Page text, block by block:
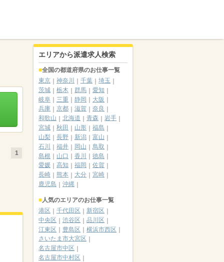
1
エリアから派遣求人検索
全国の都道府県のお仕事一覧
東京
神奈川 千葉
埼玉
茨城
栃木 群馬
愛知
岐阜
三重 静岡
大阪
兵庫
京都 滋賀
奈良
和歌山
北海道 青森
岩手
宮城
秋田 山形
福島
山梨
長野 新潟
富山
石川
福井 岡山
鳥取
島根
山口 香川
徳島
愛媛
高知 福岡
佐賀
長崎
熊本 大分
宮崎
鹿児島
沖縄
人気のエリアのお仕事一覧
港区
千代田区
新宿区
中央区
渋谷区
品川区
江東区
豊島区
横浜市西区
さいたま市大宮区
名古屋市中区
名古屋市中村区